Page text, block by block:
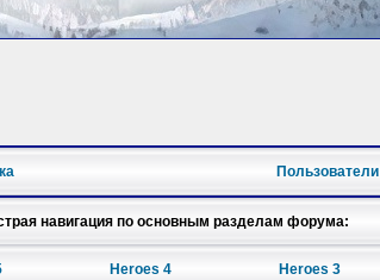
Пользователи
навигация по основным разделам форума:
Heroes 4 Heroes 3